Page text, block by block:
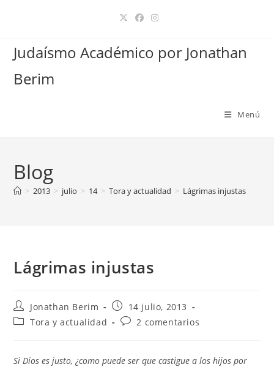
Judaísmo Académico por Jonathan
Berim
Menú
Blog
> 2013 > julio > 14 > Tora y actualidad > Lágrimas injustas
Lágrimas injustas
Autor
de
la
Jonathan Berim
Entrada
publicada:
14 julio, 2013
Categoría
entrada:
Tora y actualidad
Comentarios
entrada:
2 comentarios
Si Dios es justo, ¿como puede ser que castigue a los hijos por